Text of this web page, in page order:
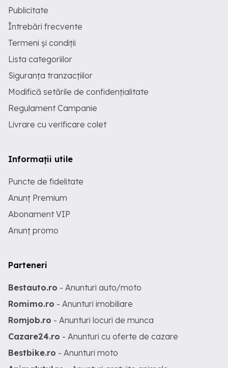
Publicitate
Întrebări frecvente
Termeni și condiții
Lista categoriilor
Siguranța tranzacțiilor
Modifică setările de confidențialitate
Regulament Campanie
Livrare cu verificare colet
Informații utile
Puncte de fidelitate
Anunț Premium
Abonament VIP
Anunț promo
Parteneri
Bestauto.ro - Anunturi auto/moto
Romimo.ro - Anunturi imobiliare
Romjob.ro - Anunturi locuri de munca
Cazare24.ro - Anunturi cu oferte de cazare
Bestbike.ro - Anunturi moto